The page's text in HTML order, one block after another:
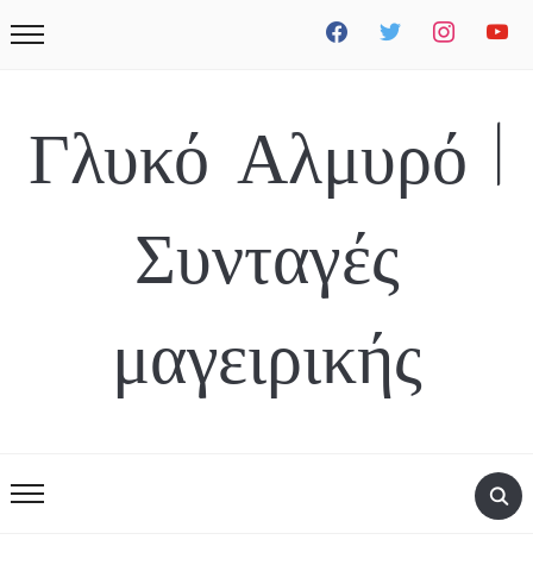
facebook twitter instagramyoutube
Γλυκό Αλμυρό |
Συνταγές
μαγειρικής